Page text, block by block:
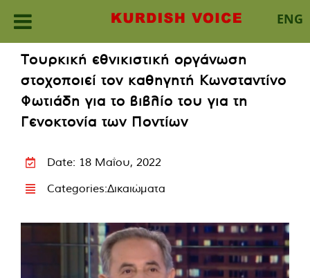
ENG
content
Τουρκική εθνικιστική οργάνωση
στοχοποιεί τον καθηγητή Κωνσταντίνο
Φωτιάδη για το βιβλίο του για τη
Γενοκτονία των Ποντίων
Date: 18 Μαΐου, 2022
Categories:Δικαιώματα